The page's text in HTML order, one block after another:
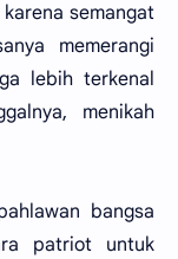
semangat
memerangi
lebih terkenal
menikah
bangsa
patriot untuk